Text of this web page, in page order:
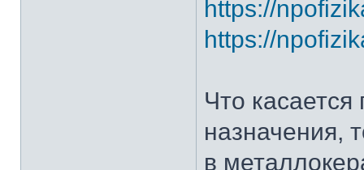
https://
https://
Что касается
назначения,
в